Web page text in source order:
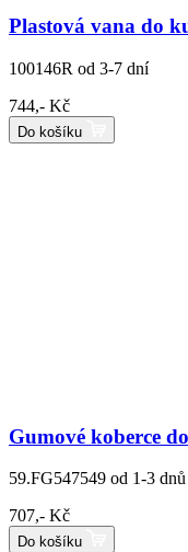
Plastová vana do
100146R od 3-7 dní
744,- Kč
Do košíku
Gumové koberce
59.FG547549 od 1-3 dnů
707,- Kč
Do košíku